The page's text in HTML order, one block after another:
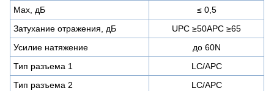
Max, дБ
≤ 0,5
Затухание отражения, дБ
UPC ≥50APC ≥65
Усилие натяжение
до 60N
Тип разъема 1
LC/APC
Тип разъема 2
LC/APC